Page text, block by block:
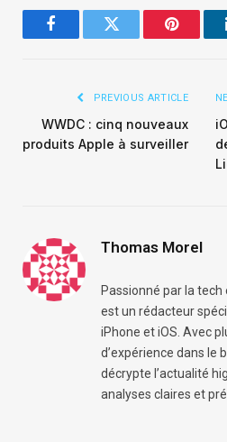
FacebookTwitter Pinterest
PREVIOUS ARTICLE
WWDC : cinq nouveaux
produits Apple à surveiller
Thomas Morel
Passionné par la
est un rédacteur
iPhone et iOS. Avec
d’expérience dans le
décrypte l’actualité
analyses claires et